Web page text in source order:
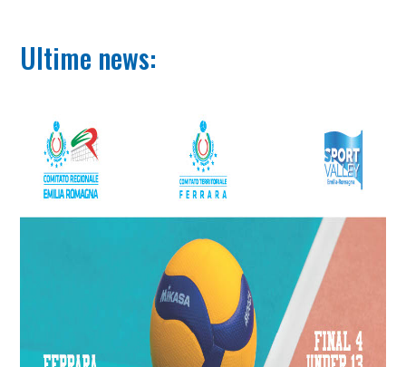
Ultime news: